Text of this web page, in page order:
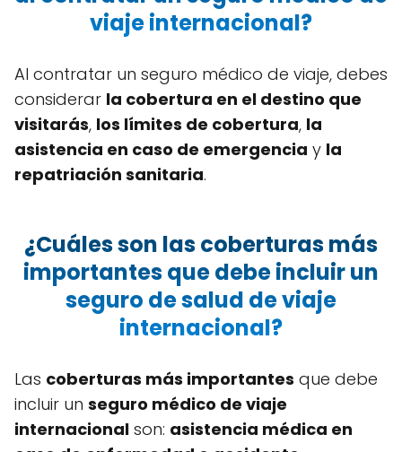
viaje internacional?
Al contratar un seguro médico de viaje, debes
considerar la cobertura en el destino que
visitarás, los límites de cobertura, la
asistencia en caso de emergencia y la
repatriación sanitaria.
¿Cuáles son las coberturas más
importantes que debe incluir un
seguro de salud de viaje
internacional?
Las coberturas más importantes que debe
incluir un seguro médico de viaje
internacional son: asistencia médica en